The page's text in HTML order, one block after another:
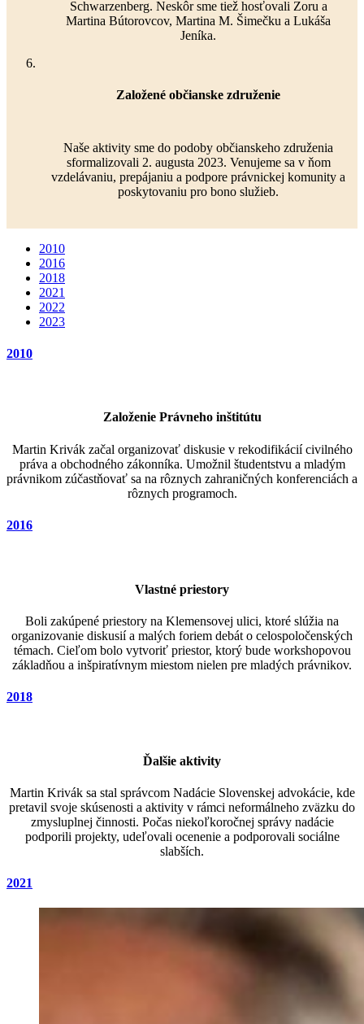
Schwarzenberg. Neskôr sme tiež hosťovali Zoru a
Martina Bútorovcov, Martina M. Šimečku a Lukáša
Jeníka.
Založené občianske združenie
Naše aktivity sme do podoby občianskeho združenia
sformalizovali 2. augusta 2023. Venujeme sa v ňom
vzdelávaniu, prepájaniu a podpore právnickej komunity a
poskytovaniu pro bono služieb.
2010
2016
2018
2021
2022
2023
2010
Založenie Právneho inštitútu
Martin Krivák začal organizovať diskusie v rekodifikácií civilného
práva a obchodného zákonníka. Umožnil študentstvu a mladým
právnikom zúčastňovať sa na rôznych zahraničných konferenciách a
rôznych programoch.
2016
Vlastné priestory
Boli zakúpené priestory na Klemensovej ulici, ktoré slúžia na
organizovanie diskusií a malých foriem debát o celospoločenských
témach. Cieľom bolo vytvoriť priestor, ktorý bude workshopovou
základňou a inšpiratívnym miestom nielen pre mladých právnikov.
2018
Ďalšie aktivity
Martin Krivák sa stal správcom Nadácie Slovenskej advokácie, kde
pretavil svoje skúsenosti a aktivity v rámci neformálneho zväzku do
zmysluplnej činnosti. Počas niekoľkoročnej správy nadácie
podporili projekty, udeľovali ocenenie a podporovali sociálne
slabších.
2021